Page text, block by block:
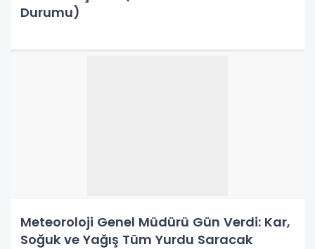
Durumu)
Meteoroloji Genel Müdürü Gün Verdi: Kar,
Soğuk ve Yağış Tüm Yurdu Saracak